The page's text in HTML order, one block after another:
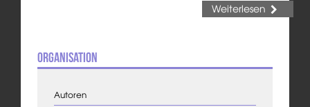
Weiterlesen
Organisation
Autoren